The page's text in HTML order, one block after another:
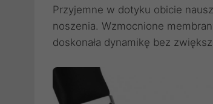
Przyjemne w dotyku obicie
noszenia. Wzmocnione
doskonała dynamikę bez